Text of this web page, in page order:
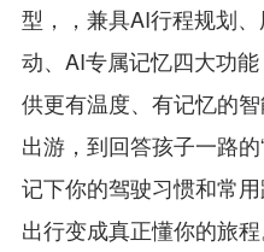
型，，兼具AI行程规划
动、AI专属记忆四大功
供更有温度、有记忆的
出游，到回答孩子一路
记下你的驾驶习惯和常
出行变成真正懂你的旅程